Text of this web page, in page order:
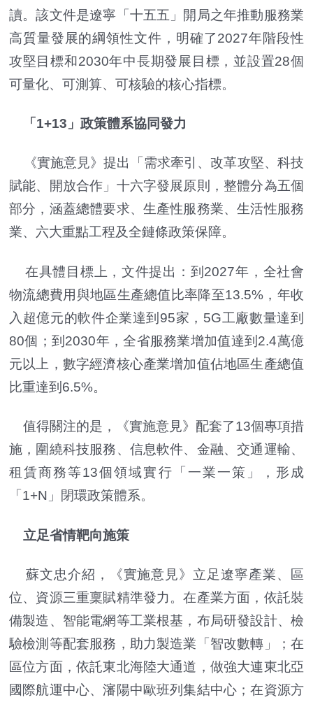
讀。該文件是遼寧「十五五」開局之年推動服務業
高質量發展的綱領性文件，明確了2027年階段性
攻堅目標和2030年中長期發展目標，並設置28個
可量化、可測算、可核驗的核心指標。
「1+13」政策體系協同發力
《實施意見》提出「需求牽引、改革攻堅、科技
賦能、開放合作」十六字發展原則，整體分為五個
部分，涵蓋總體要求、生產性服務業、生活性服務
業、六大重點工程及全鏈條政策保障。
在具體目標上，文件提出：到2027年，全社會
物流總費用與地區生產總值比率降至13.5%，年收
入超億元的軟件企業達到95家，5G工廠數量達到
80個；到2030年，全省服務業增加值達到2.4萬億
元以上，數字經濟核心產業增加值佔地區生產總值
比重達到6.5%。
值得關注的是，《實施意見》配套了13個專項措
施，圍繞科技服務、信息軟件、金融、交通運輸、
租賃商務等13個領域實行「一業一策」，形成
「1+N」閉環政策體系。
立足省情靶向施策
蘇文忠介紹，《實施意見》立足遼寧產業、區
位、資源三重稟賦精準發力。在產業方面，依託裝
備製造、智能電網等工業根基，布局研發設計、檢
驗檢測等配套服務，助力製造業「智改數轉」；在
區位方面，依託東北海陸大通道，做強大連東北亞
國際航運中心、瀋陽中歐班列集結中心；在資源方